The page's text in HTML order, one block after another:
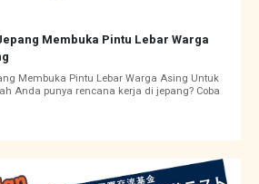
Membuka Pintu Lebar Warga
Membuka Pintu Lebar Warga Asing Untuk
Anda punya rencana kerja di jepang? Coba